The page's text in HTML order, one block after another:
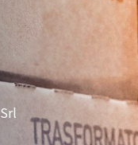
Srl